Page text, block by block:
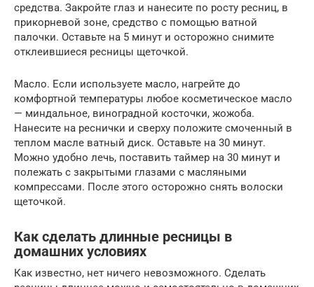
средства. Закройте глаз и нанесите по росту ресниц, в
прикорневой зоне, средство с помощью ватной
палочки. Оставьте на 5 минут и осторожно снимите
отклеившиеся ресницы щеточкой.
Масло. Если используете масло, нагрейте до
комфортной температуры любое косметическое масло
— миндальное, виноградной косточки, жожоба.
Нанесите на реснички и сверху положите смоченный в
теплом масле ватный диск. Оставьте на 30 минут.
Можно удобно лечь, поставить таймер на 30 минут и
полежать с закрытыми глазами с масляными
компрессами. После этого осторожно снять волоски
щеточкой.
Как сделать длинные ресницы в
домашних условиях
Как известно, нет ничего невозможного. Сделать